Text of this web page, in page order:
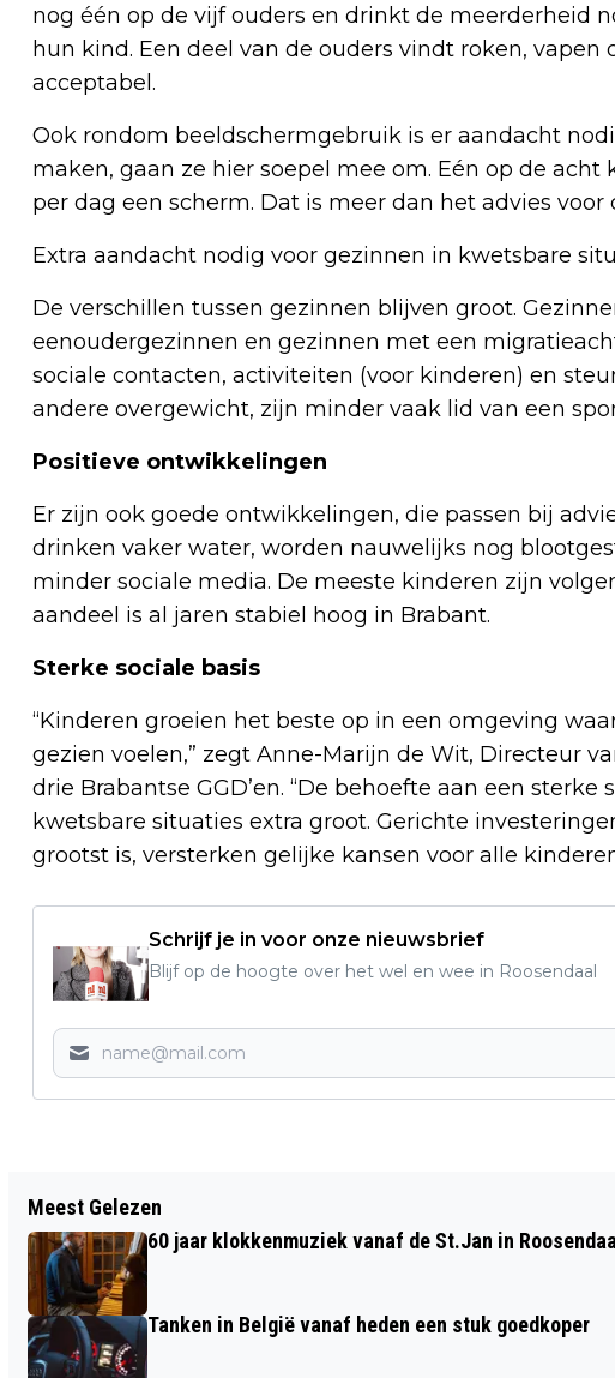
nog één op de vijf ouders en drinkt de meerderheid
hun kind. Een deel van de ouders vindt roken, vapen
acceptabel.
Ook rondom beeldschermgebruik is er aandacht
maken, gaan ze hier soepel mee om. Eén op de
per dag een scherm. Dat is meer dan het advies voor
Extra aandacht nodig voor gezinnen in kwetsbare
De verschillen tussen gezinnen blijven groot.
eenoudergezinnen en gezinnen met een
sociale contacten, activiteiten (voor kinderen) en
andere overgewicht, zijn minder vaak lid van een
Positieve ontwikkelingen
Er zijn ook goede ontwikkelingen, die passen bij
drinken vaker water, worden nauwelijks nog
minder sociale media. De meeste kinderen zijn
aandeel is al jaren stabiel hoog in Brabant.
Sterke sociale basis
“Kinderen groeien het beste op in een omgeving
gezien voelen,” zegt Anne-Marijn de Wit, Directeur
drie Brabantse GGD’en. “De behoefte aan een
kwetsbare situaties extra groot. Gerichte
grootst is, versterken gelijke kansen voor alle
Schrijf je in voor onze nieuwsbrief
Blijf op de hoogte over het wel en wee in Roosendaal
MUZIEKVERENIGING ROOSENDAAL
SCHITTERT TIJDENS T’PLEINCONCERT
2026
Meest Gelezen
60 jaar klokkenmuziek vanaf de St.Jan in
Tanken in België vanaf heden een stuk goedkoper